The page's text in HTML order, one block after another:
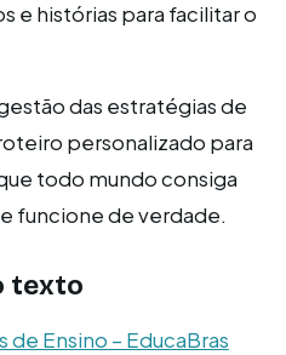
e histórias para facilitar o
das estratégias de
personalizado para
todo mundo consiga
funcione de verdade.
texto
Ensino – EducaBras